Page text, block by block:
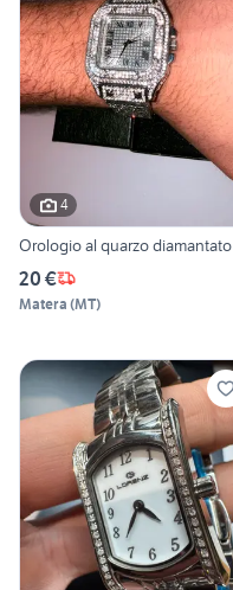
4
Orologio al quarzo diamantato
20 €
Matera (MT)